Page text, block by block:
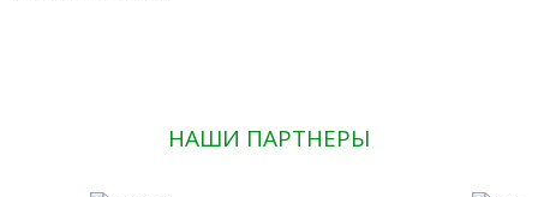
НАШИ ПАРТНЕРЫ